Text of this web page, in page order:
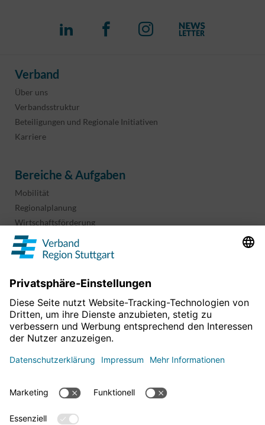
Verband
Über uns
Verbandsstruktur
Beteiligungen und Regionale Initiativen
Karriere
Bereiche & Aufgaben
Mobilität
Regionalplanung
Wirtschaftsförderung
Sport und Kultur
Projekte & Programme
Informationen & Downloads
Geoinformation